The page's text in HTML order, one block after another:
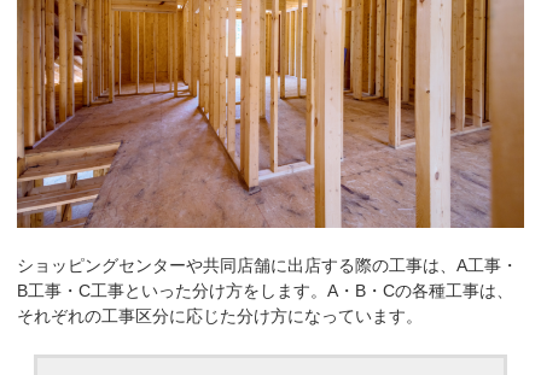
ショッピングセンターや共同店舗に出店する際の工事は、A工事・
B工事・C工事といった分け方をします。A・B・Cの各種工事は、
それぞれの工事区分に応じた分け方になっています。